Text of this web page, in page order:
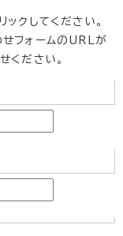
ックしてください。
せフォームのURLが
ください。